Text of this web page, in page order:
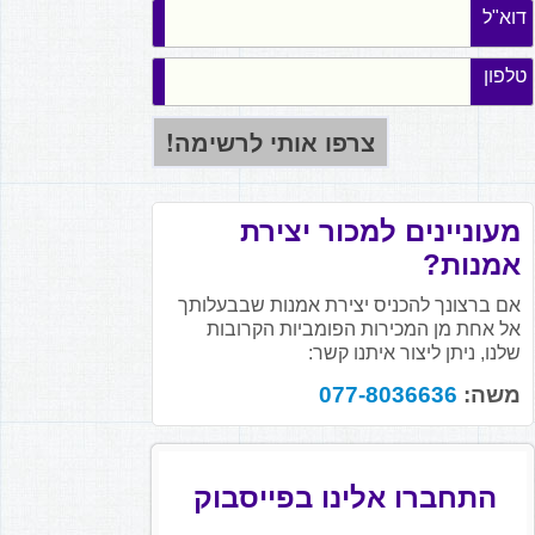
דוא"ל
טלפון
מעוניינים למכור יצירת
אמנות?
אם ברצונך להכניס יצירת אמנות שבבעלותך
אל אחת מן המכירות הפומביות הקרובות
שלנו, ניתן ליצור איתנו קשר:
משה: 077-8036636
התחברו אלינו בפייסבוק